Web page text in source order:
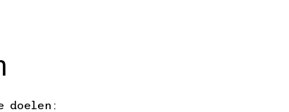
doelen: